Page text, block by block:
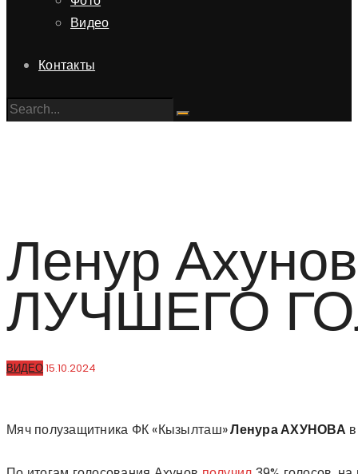
Видео
Контакты
Ленур
ЛУЧШЕГО
ВИДЕО15.10.2024
Мяч полузащитника ФК «Кызылташ»Ленура АХУНОВА